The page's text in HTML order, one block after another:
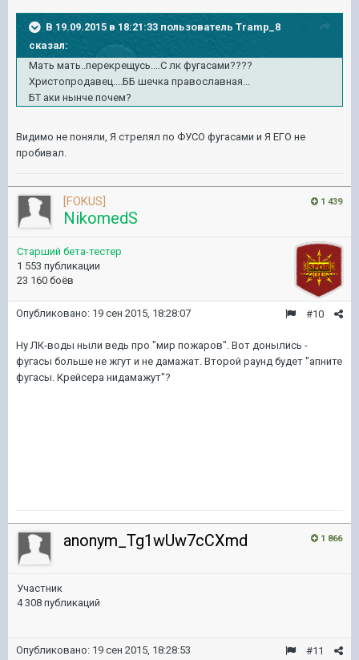
В 19.09.2015 в 18:21:33 пользователь Tramp_8
сказал:
Мать мать..перекрещусь....С лк фугасами????
Христопродавец....ББ шечка православная...
БТ аки нынче почем?
Видимо не поняли, Я стрелял по ФУСО фугасами и Я ЕГО не
пробивал.
1 439
[FOKUS]
NikomedS
Старший бета-тестер
1 553 публикации
23 160 боёв
#10
Опубликовано: 19 сен 2015, 18:28:07
Ну ЛК-воды ныли ведь про "мир пожаров". Вот донылись -
фугасы больше не жгут и не дамажат. Второй раунд будет "апните
фугасы. Крейсера нидамажут"?
1 866
anonym_Tg1wUw7cCXmd
Участник
4 308 публикаций
#11
Опубликовано: 19 сен 2015, 18:28:53